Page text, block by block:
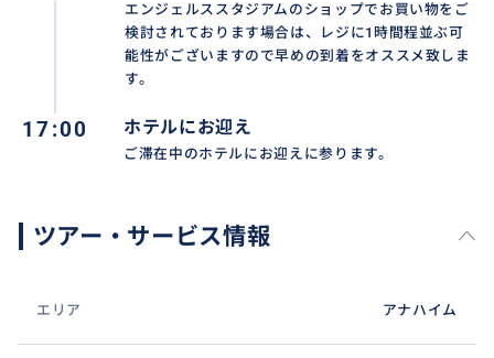
エンジェルススタジアムのショップでお買い物をご
検討されております場合は、レジに1時間程並ぶ可
能性がございますので早めの到着をオススメ致しま
す。
17:00 ホテルにお迎え
ご滞在中のホテルにお迎えに参ります。
ツアー・サービス情報
エリア アナハイム